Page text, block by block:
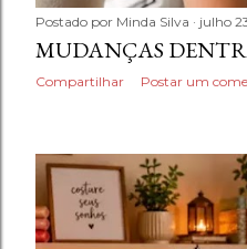
Postado por Minda Silva julho
MUDANÇAS
Compartilhar Postar um